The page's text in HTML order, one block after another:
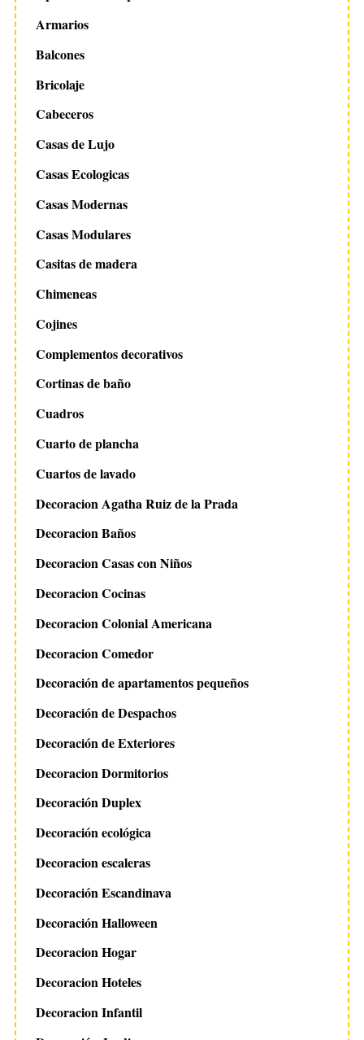
Armarios
Balcones
Bricolaje
Cabeceros
Casas de Lujo
Casas Ecologicas
Casas Modernas
Casas Modulares
Casitas de madera
Chimeneas
Cojines
Complementos decorativos
Cortinas de baño
Cuadros
Cuarto de plancha
Cuartos de lavado
Decoracion Agatha Ruiz de la Prada
Decoracion Baños
Decoracion Casas con Niños
Decoracion Cocinas
Decoracion Colonial Americana
Decoracion Comedor
Decoración de apartamentos pequeños
Decoración de Despachos
Decoración de Exteriores
Decoracion Dormitorios
Decoración Duplex
Decoración ecológica
Decoracion escaleras
Decoración Escandinava
Decoración Halloween
Decoracion Hogar
Decoracion Hoteles
Decoracion Infantil